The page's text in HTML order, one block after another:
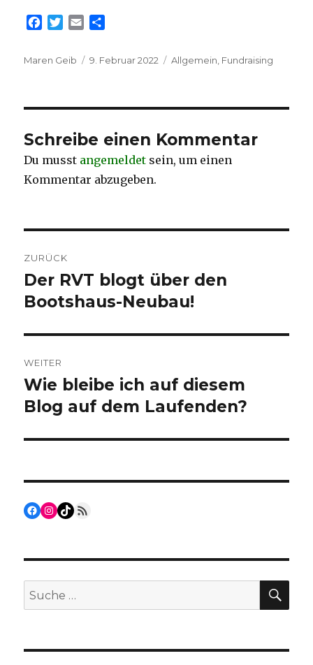
e
o
k
T
t
r
a
l
Autor
Maren Geib
Veröffentlicht
9. Februar 2022 Kategorien
Allgemein Fundraising
Schreibe einen Kommentar
Du musst angemeldet sein, um einen
Kommentar abzugeben.
ZURÜCK
Vorheriger
Beitrag:
Der RVT blogt über den
Bootshaus-Neubau!
WEITER
Nächster
Beitrag:
Wie bleibe ich auf diesem
Blog auf dem Laufenden?
Facebook
Instagram
TikTok
RSS Feed
Suche
nach: